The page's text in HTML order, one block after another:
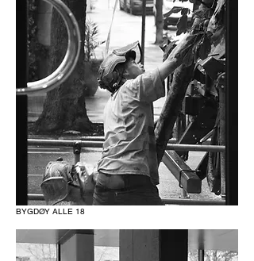
BYGDØY ALLE 18